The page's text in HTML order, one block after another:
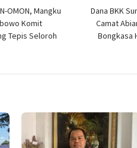
OMON, Mangku
Komit
Tepis Seloroh
Dana BKK
Camat
Bongkasa